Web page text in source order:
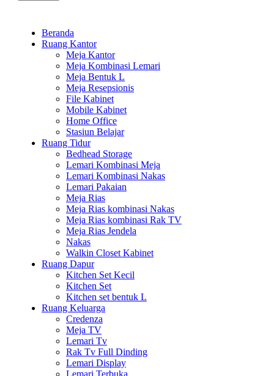
Beranda
Ruang Kantor
Meja Kantor
Meja Kombinasi Lemari
Meja Bentuk L
Meja Resepsionis
File Kabinet
Mobile Kabinet
Home Office
Stasiun Belajar
Ruang Tidur
Bedhead Storage
Lemari Kombinasi Meja
Lemari Kombinasi Nakas
Lemari Pakaian
Meja Rias
Meja Rias kombinasi Nakas
Meja Rias kombinasi Rak TV
Meja Rias Jendela
Nakas
Walkin Closet Kabinet
Ruang Dapur
Kitchen Set Kecil
Kitchen Set
Kitchen set bentuk L
Ruang Keluarga
Credenza
Meja TV
Lemari Tv
Rak Tv Full Dinding
Lemari Display